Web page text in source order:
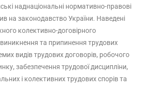
наднаціональні нормативно-правові
на законодавство України. Наведені
колективно-договірного
та припинення трудових
видів трудових договорів, робочого
забезпечення трудової дисципліни,
і колективних трудових спорів та